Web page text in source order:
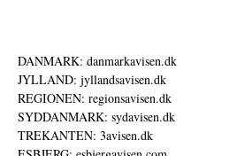
DANMARK: danmarkavisen.dk
JYLLAND: jyllandsavisen.dk
REGIONEN: regionsavisen.dk
SYDDANMARK: sydavisen.dk
TREKANTEN: 3avisen.dk